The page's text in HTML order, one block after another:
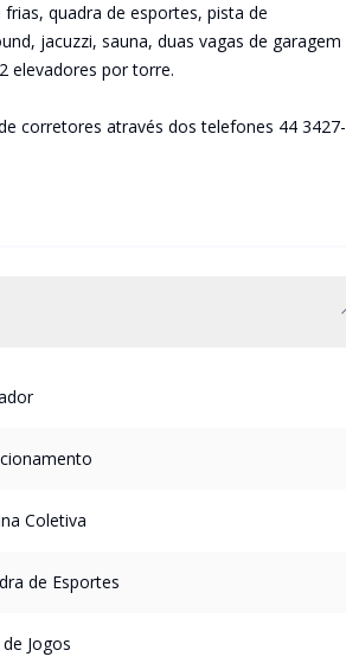
quadra de esportes, pista de
jacuzzi, sauna, duas vagas de garagem
elevadores por torre.
corretores através dos telefones 44 3427-
Coletiva
de Esportes
Jogos